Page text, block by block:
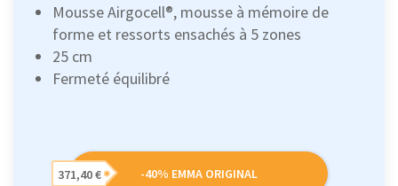
Mousse Airgocell®, mousse à mémoire de
forme et ressorts ensachés à 5 zones
25 cm
Fermeté équilibré
-40% EMMA ORIGINAL
371,40 €